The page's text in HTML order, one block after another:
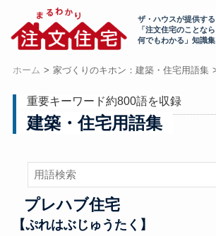
ザ・ハウスが提供する
「注文住宅のことなら
何でもわかる」知識集
ホーム 家づくりのキホン：建築・住宅用語集
重要キーワード約800語を収録
建築・住宅用語集
プレハブ住宅
【ぷれはぶじゅうたく】